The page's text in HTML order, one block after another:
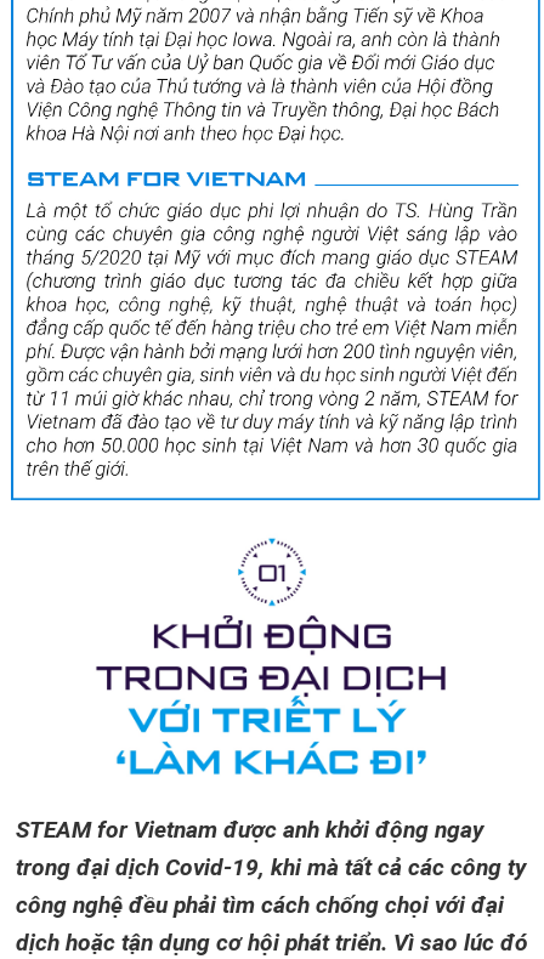
STEAM for Vietnam được anh khởi động ngay
trong đại dịch Covid-19, khi mà tất cả các công ty
công nghệ đều phải tìm cách chống chọi với đại
dịch hoặc tận dụng cơ hội phát triển. Vì sao lúc đó